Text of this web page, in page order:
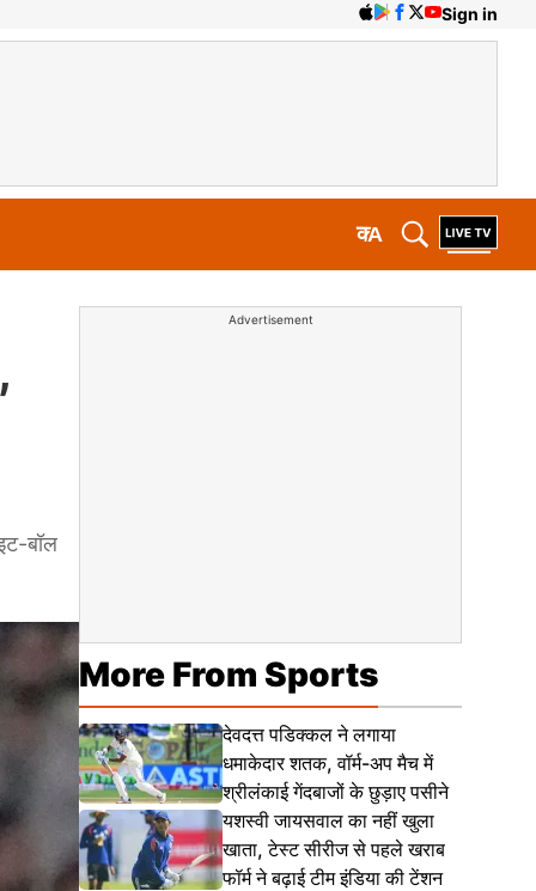
Sign in
A
क
बॉल
Advertisement
More From Sports
देवदत्त पडिक्कल ने लगाया
धमाकेदार शतक, वॉर्म-अप मैच में
श्रीलंकाई गेंदबाजों के छुड़ाए पसीने
यशस्वी जायसवाल का नहीं खुला
खाता, टेस्ट सीरीज से पहले खराब
फॉर्म ने बढ़ाई टीम इंडिया की टेंशन